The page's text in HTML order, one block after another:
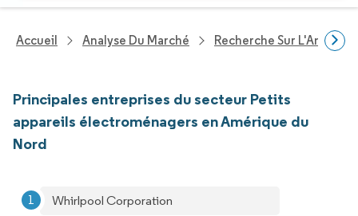
Accueil Analyse Du Marché Recherche Sur
Principales entreprises du secteur Petits
appareils électroménagers en Amérique du
Nord
Whirlpool Corporation